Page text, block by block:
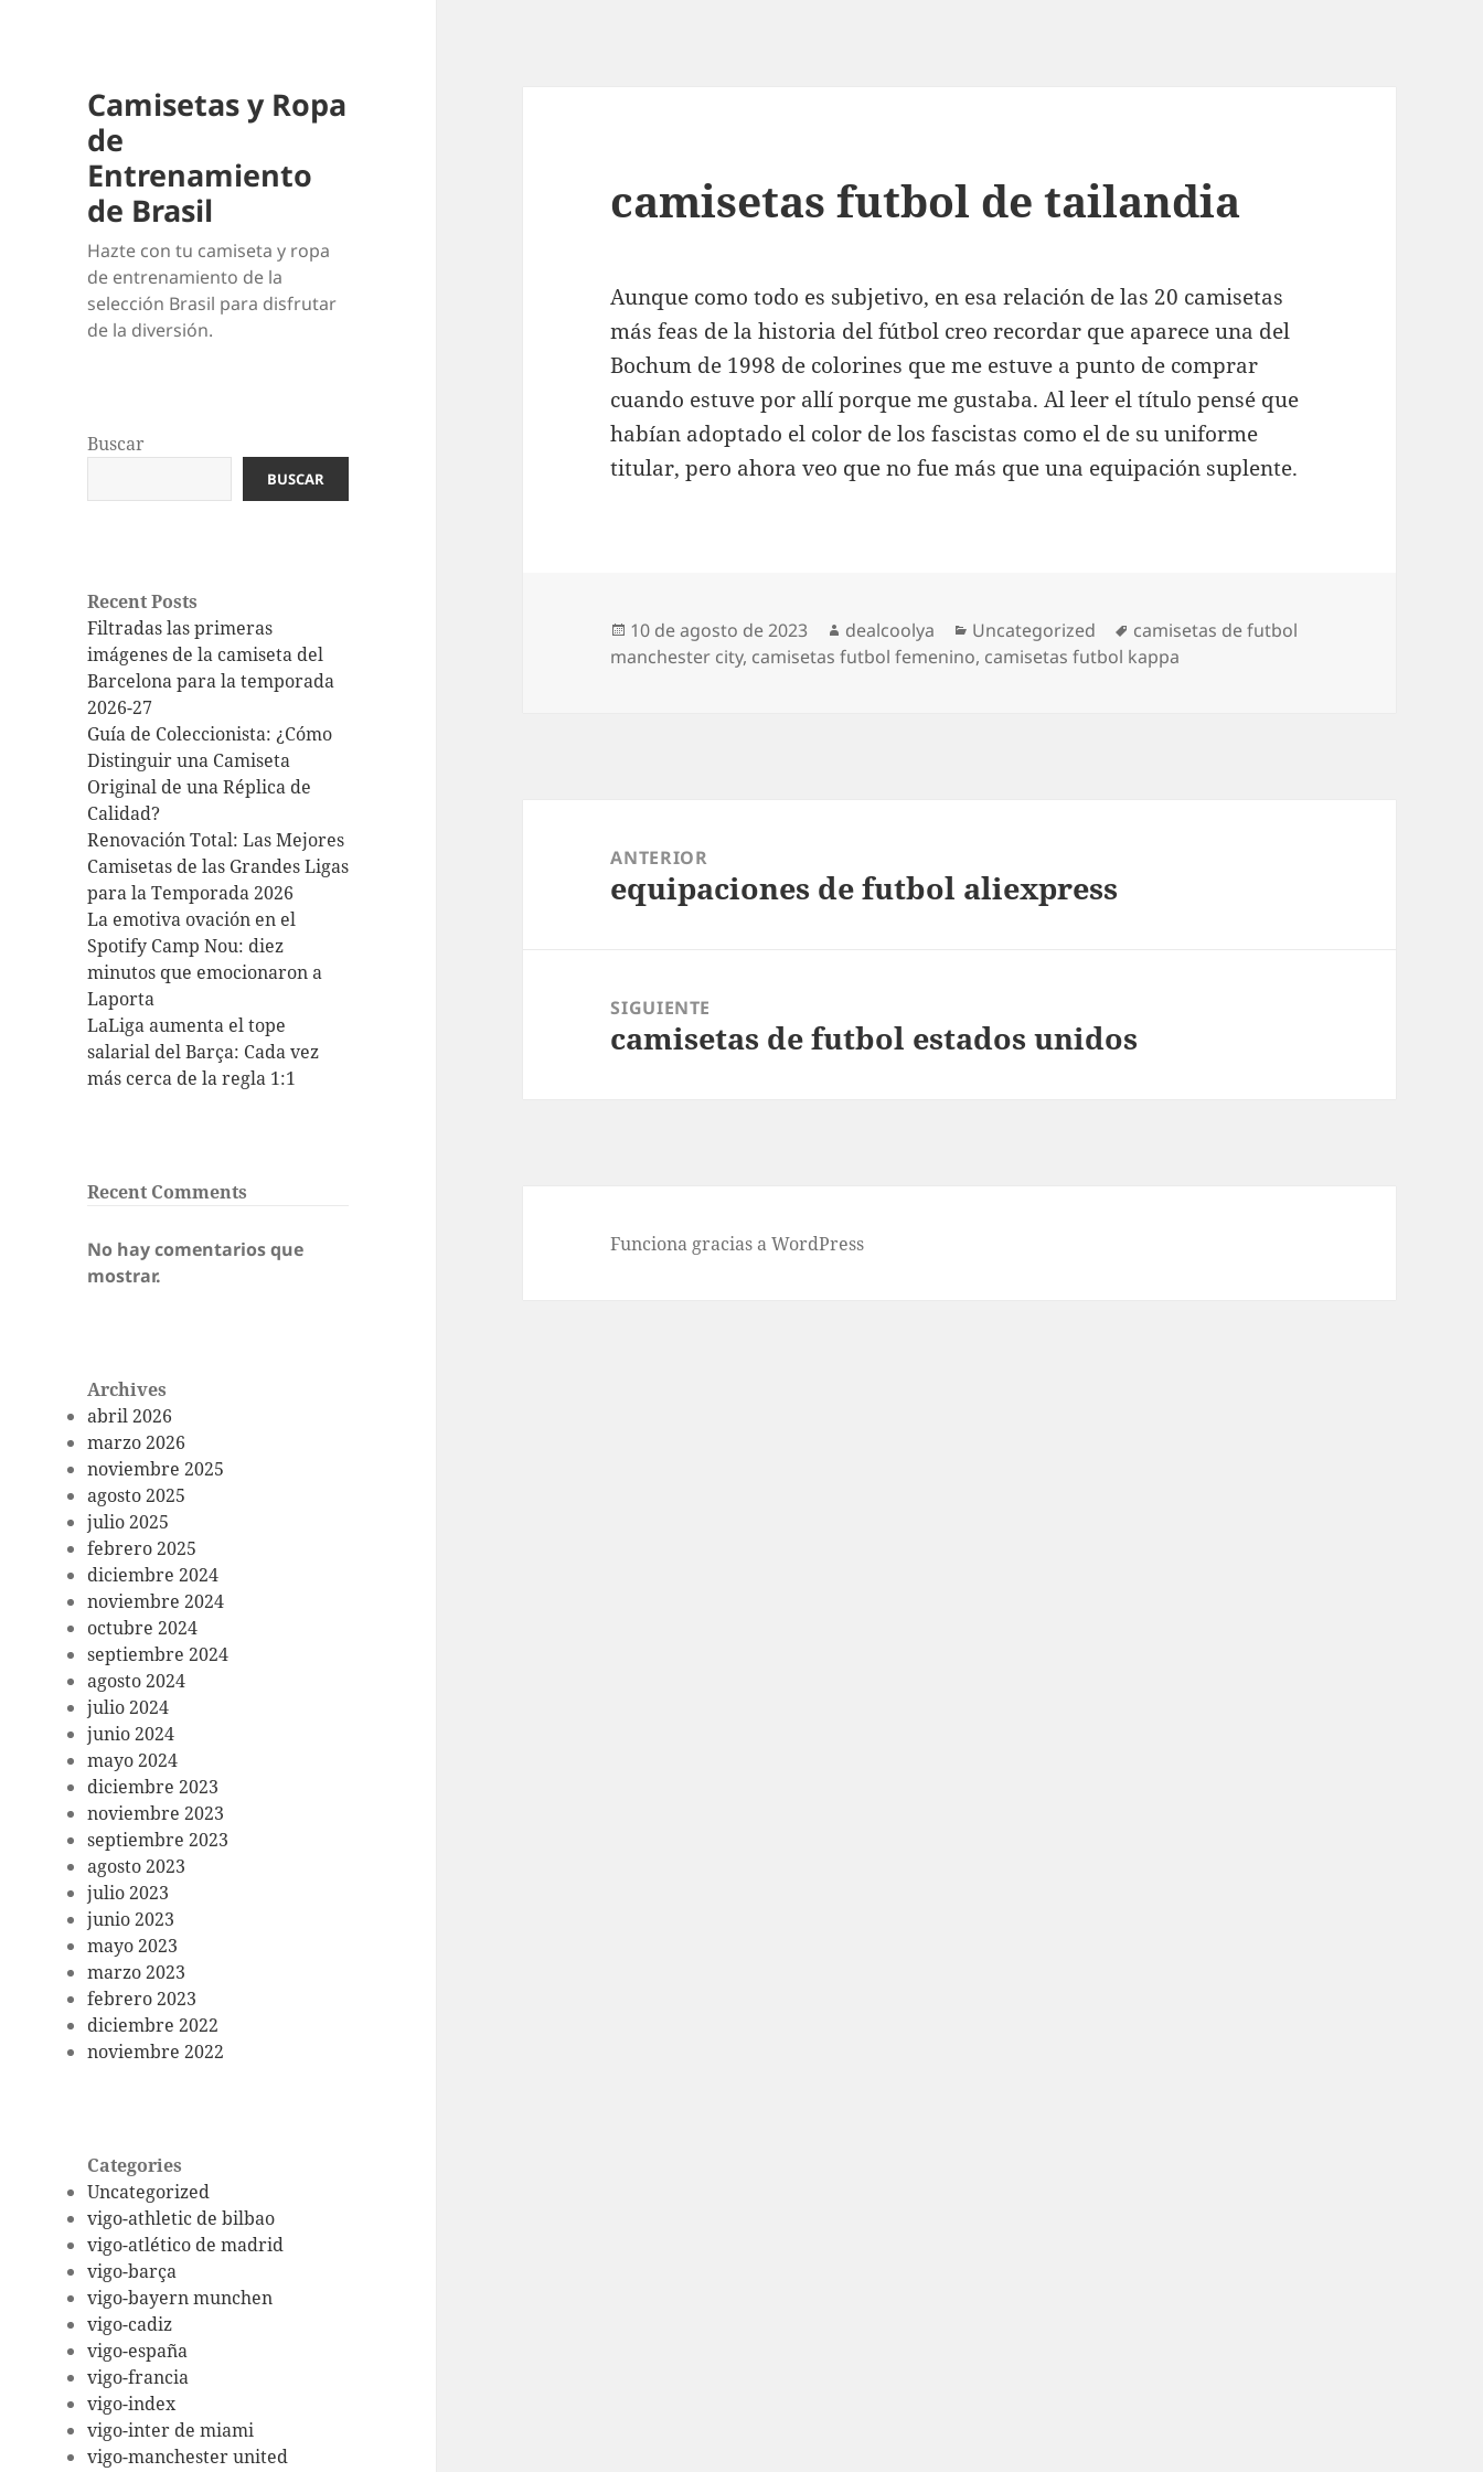
Camisetas y Ropa
de
Entrenamiento
de Brasil
Hazte con tu camiseta y ropa
de entrenamiento de la
selección Brasil para disfrutar
de la diversión.
Buscar
BUSCAR
Recent Posts
Filtradas las primeras
imágenes de la camiseta del
Barcelona para la temporada
2026-27
Guía de Coleccionista: ¿Cómo
Distinguir una Camiseta
Original de una Réplica de
Calidad?
Renovación Total: Las Mejores
Camisetas de las Grandes Ligas
para la Temporada 2026
La emotiva ovación en el
Spotify Camp Nou: diez
minutos que emocionaron a
Laporta
LaLiga aumenta el tope
salarial del Barça: Cada vez
más cerca de la regla 1:1
Recent Comments
No hay comentarios que
mostrar.
Archives
abril 2026
marzo 2026
noviembre 2025
agosto 2025
julio 2025
febrero 2025
diciembre 2024
noviembre 2024
octubre 2024
septiembre 2024
agosto 2024
julio 2024
junio 2024
mayo 2024
diciembre 2023
noviembre 2023
septiembre 2023
agosto 2023
julio 2023
junio 2023
mayo 2023
marzo 2023
febrero 2023
diciembre 2022
noviembre 2022
Categories
Uncategorized
vigo-athletic de bilbao
vigo-atlético de madrid
vigo-barça
vigo-bayern munchen
vigo-cadiz
vigo-españa
vigo-francia
vigo-index
vigo-inter de miami
vigo-manchester united
camisetas futbol de tailandia
Aunque como todo es subjetivo, en esa relación de las 20 camisetas
más feas de la historia del fútbol creo recordar que aparece una del
Bochum de 1998 de colorines que me estuve a punto de comprar
cuando estuve por allí porque me gustaba. Al leer el título pensé que
habían adoptado el color de los fascistas como el de su uniforme
titular, pero ahora veo que no fue más que una equipación suplente.
Publicado
el
10 de agosto de 2023 Autor
dealcoolya Categorías
Uncategorized Etiquetas
camisetas de futbol
manchester city, camisetas futbol femenino, camisetas futbol kappa
entradas
ANTERIOR
Entrada
equipaciones de futbol aliexpress
SIGUIENTE
Entrada
camisetas de futbol estados unidos
Funciona gracias a WordPress